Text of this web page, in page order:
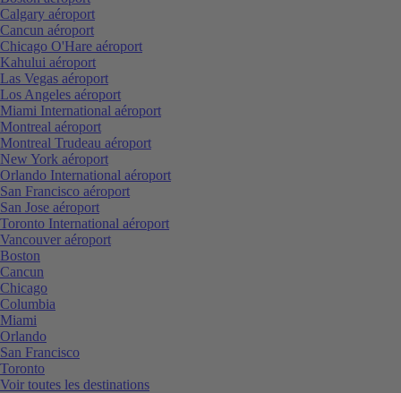
Calgary aéroport
Cancun aéroport
Chicago O'Hare aéroport
Kahului aéroport
Las Vegas aéroport
Los Angeles aéroport
Miami International aéroport
Montreal aéroport
Montreal Trudeau aéroport
New York aéroport
Orlando International aéroport
San Francisco aéroport
San Jose aéroport
Toronto International aéroport
Vancouver aéroport
Boston
Cancun
Chicago
Columbia
Miami
Orlando
San Francisco
Toronto
Voir toutes les destinations